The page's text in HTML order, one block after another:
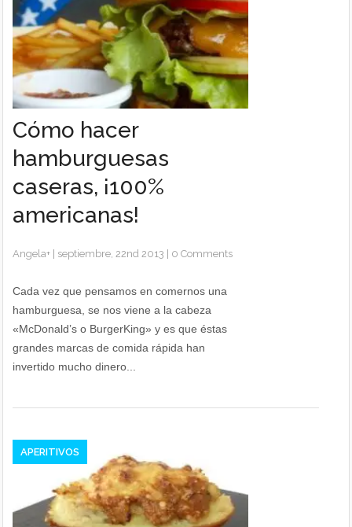
Cómo hacer
hamburguesas
caseras, ¡100%
americanas!
Angela+ septiembre, 22nd 2013 0 Comments
Cada vez que pensamos en comernos una
hamburguesa, se nos viene a la cabeza
«McDonald’s o BurgerKing» y es que éstas
grandes marcas de comida rápida han
invertido mucho dinero...
APERITIVOS